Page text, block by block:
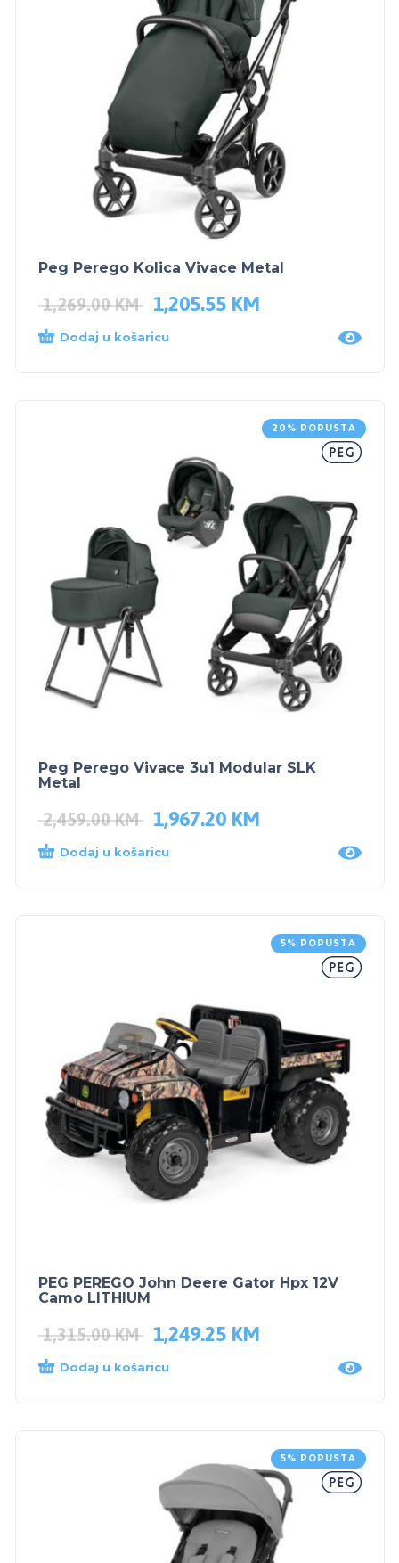
Peg Perego Kolica Vivace Metal
1,269.00KM 1,205.55 KM
Dodaj u košaricu
20% POPUSTA
Peg Perego Vivace 3u1 Modular SLK
Metal
2,459.00KM 1,967.20 KM
Dodaj u košaricu
5% POPUSTA
PEG PEREGO John Deere Gator Hpx 12V
Camo LITHIUM
1,315.00KM 1,249.25 KM
Dodaj u košaricu
5% POPUSTA